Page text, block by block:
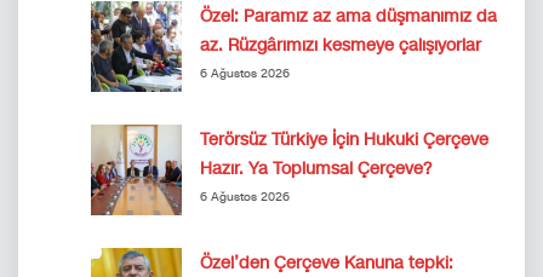
Özel: Paramız az ama düşmanımız da
az. Rüzgârımızı kesmeye çalışıyorlar
6 Ağustos 2026
Terörsüz Türkiye İçin Hukuki Çerçeve
Hazır. Ya Toplumsal Çerçeve?
6 Ağustos 2026
Özel’den Çerçeve Kanuna tepki: